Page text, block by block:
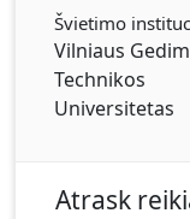
Švietimo
Vilniaus
Technikos
Universitetas
Atrask